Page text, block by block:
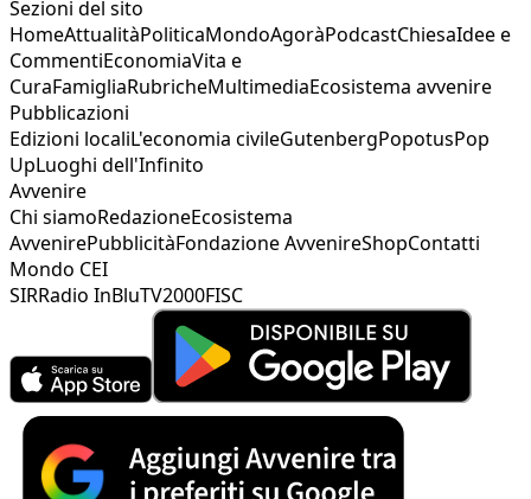
Sezioni del sito
HomeAttualitàPoliticaMondoAgoràPodcastChiesaIdee e
CommentiEconomiaVita e
CuraFamigliaRubricheMultimediaEcosistema avvenire
Pubblicazioni
Edizioni localiL'economia civileGutenbergPopotusPop
UpLuoghi dell'Infinito
Avvenire
Chi siamoRedazioneEcosistema
AvvenirePubblicitàFondazione AvvenireShopContatti
Mondo CEI
SIRRadio InBluTV2000FISC